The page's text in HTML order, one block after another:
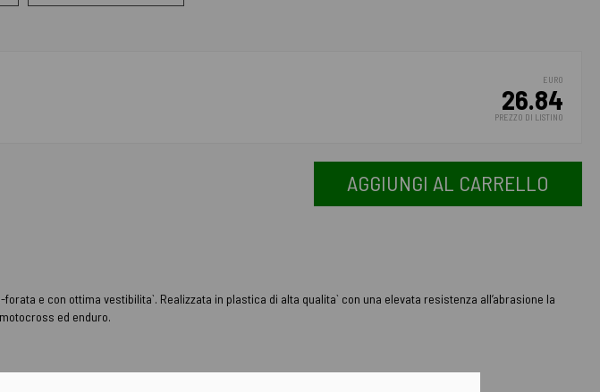
EURO
26.84
PREZZO DI LISTINO
AGGIUNGI AL CARRELLO
e con ottima vestibilita`. Realizzata in plastica di alta qualita` con una elevata resistenza all’abrasione la
ed enduro.